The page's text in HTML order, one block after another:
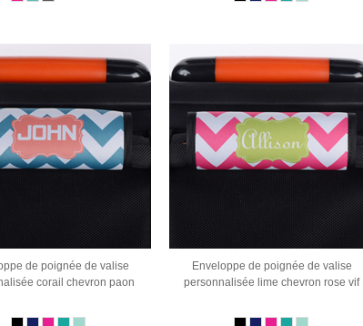
de poignée de valise
corail chevron paon
Enveloppe de poignée de valise
personnalisée lime chevron rose vif